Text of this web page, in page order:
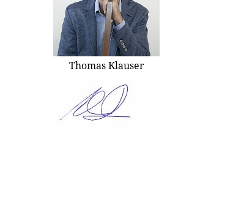
Thomas Klauser